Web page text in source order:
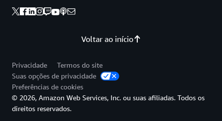
Voltar ao início
Privacidade
Termos do site
Suas opções de privacidade
Preferências de cookies
© 2026, Amazon Web Services, Inc. ou suas afiliadas. Todos os
direitos reservados.